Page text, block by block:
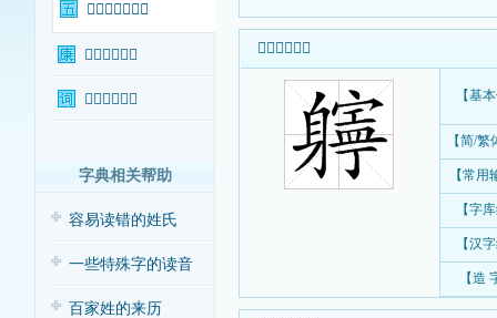
𨊎字输入法查询
𨊎字康熙字典
𨊎字相关词语
字典相关帮助
容易读错的姓氏
一些特殊字的读音
百家姓的来历
𨊎字基本信息
【基
【简/
【常用
【字
【汉
【造